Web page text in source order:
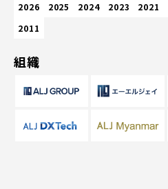
2026 2025 2024 2023 2021
2011
組織